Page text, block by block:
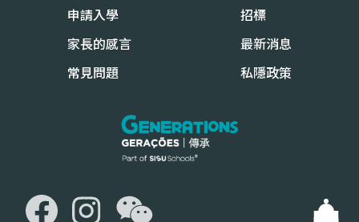
申請入學
家長的感言
常見問題
招標
最新消息
私隱政策
FacebookInstagramWeChat